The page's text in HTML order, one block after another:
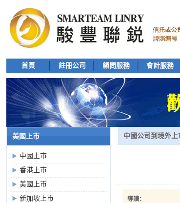
首頁
註冊公司 顧問服務 會計服務
美國上市
中國上市
香港上市
美國上市
新加坡上市
中國公司到境外上
導讀：